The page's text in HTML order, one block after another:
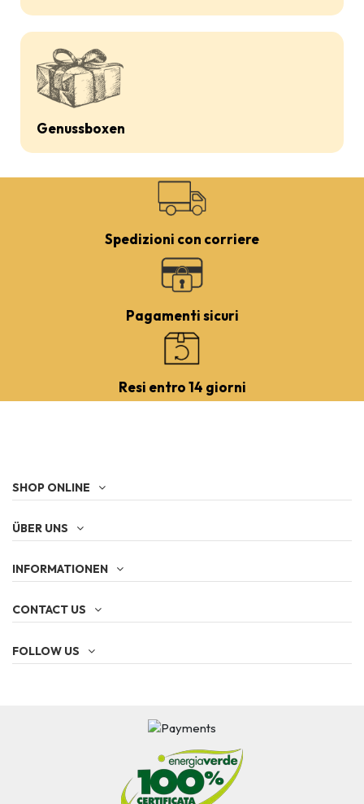
Genussboxen
Spedizioni con corriere
Pagamenti sicuri
Resi entro 14 giorni
SHOP ONLINE
ÜBER UNS
INFORMATIONEN
CONTACT US
FOLLOW US